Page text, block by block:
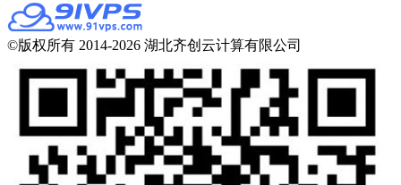
©版权所有 2014-2026 湖北齐创云计算有限公司